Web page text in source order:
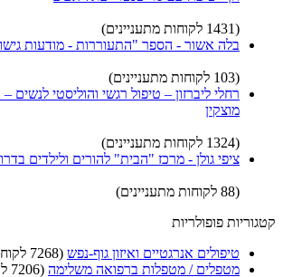
(1431 לקוחות מתעניינים)
בלה אשור - הספר "התעוררות - מודעות
(103 לקוחות מתעניינים)
רחלי ליברזון – טיפול רגשי והוליסטי לנשים
מוצקין
(1324 לקוחות מתעניינים)
ציפי גולן - מרכז "הבית" להורים ולילדים
(88 לקוחות מתעניינים)
קטגוריות פופולריות
טיפולים אנרגטיים ואיזון גוף-נפש (7268 לקוחות)
מטפלים / מטפלות ברפואה משלימה (7206 לקוחות)